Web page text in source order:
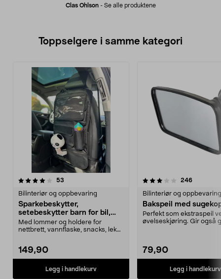
Clas Ohlson- Se alle produktene
Toppselgere i samme kategori
53
Bilinteriør og oppbevaring
Sparkebeskytter,
setebeskytter barn for bil,
med oppbevaring
Med lommer og holdere for
nettbrett, vannflaske, snacks, leker
149,90
Legg i handlekurv
3.5 av 5 stjerner 246
Bilinteriør og oppbevaring
Bakspeil med
Perfekt som ekstraspeil
øvelseskjøring. Gir også
79,90
Legg i handlekurv
4.0 av 5 stjerner